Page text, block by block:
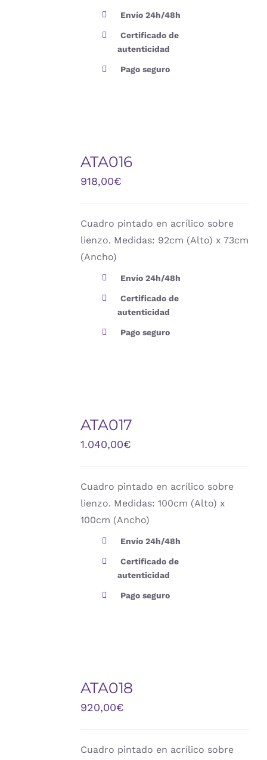
Envío 24h/48h
Certificado de
autenticidad
Pago seguro
ATA016
918,00€
Cuadro pintado en acrílico sobre
lienzo. Medidas: 92cm (Alto) x 73cm
(Ancho)
Envío 24h/48h
Certificado de
autenticidad
Pago seguro
ATA017
1.040,00€
Cuadro pintado en acrílico sobre
lienzo. Medidas: 100cm (Alto) x
100cm (Ancho)
Envío 24h/48h
Certificado de
autenticidad
Pago seguro
ATA018
920,00€
Cuadro pintado en acrílico sobre